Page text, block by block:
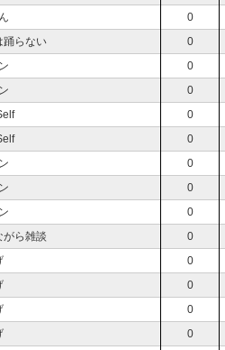
0
踊らない 0
0
0
0
0
0
0
0
がら雑談 0
0
0
0
0